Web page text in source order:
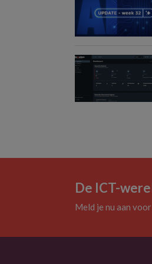
De ICT-
Meld je nu aan